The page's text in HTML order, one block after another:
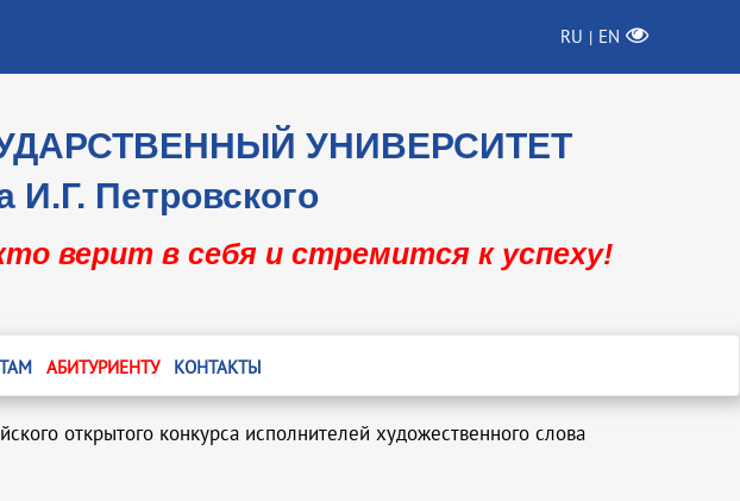
RU | EN
УНИВЕРСИТЕТ
И.Г. Петровского
верит в себя и стремится к успеху!
АБИТУРИЕНТУ КОНТАКТЫ
открытого конкурса исполнителей художественного слова